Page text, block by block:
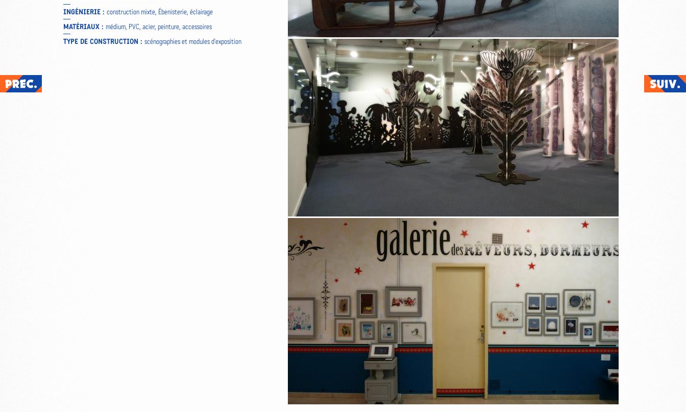
INGÉNIERIE : construction mixte, Ébenisterie, éclairage
MATÉRIAUX : médium, PVC, acier, peinture, accessoires
TYPE DE CONSTRUCTION : scénographies et modules d'exposition